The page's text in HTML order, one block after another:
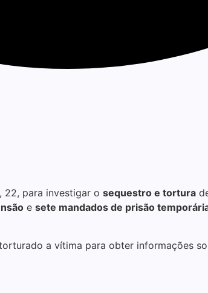
22, para investigar o sequestro e tortura
e sete mandados de prisão
a vítima para obter informações